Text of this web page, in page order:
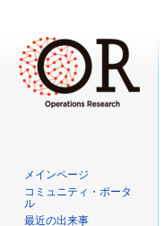
メインページ
コミュニティ・ポータ
ル
最近の出来事